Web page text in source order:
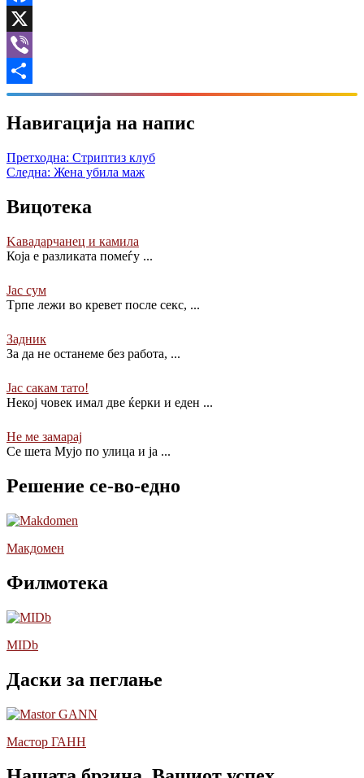
Facebook
X
Viber
Share
Навигација на напис
Претходна: Стриптиз клуб
Следна: Жена убила маж
Вицотека
Kавадарчанец и камила
Која е разликата помеѓу ...
Јас сум
Tрпе лежи во кревет после секс, ...
Задник
За да не останеме без работа, ...
Јас сакам тато!
Некој човек имал две ќерки и еден ...
Не ме замарај
Се шета Мујо по улица и ја ...
Решение се-во-едно
Макдомен
Филмотека
MIDb
Даски за пеглање
Мастор ГАНН